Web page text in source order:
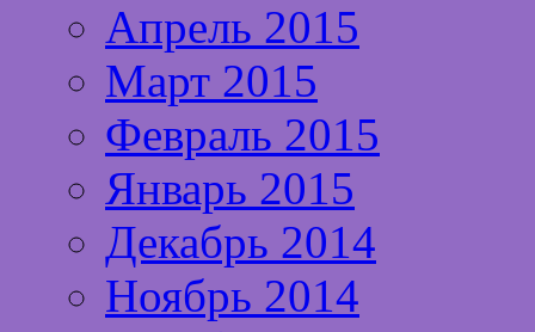
Апрель 2015
Март 2015
Февраль 2015
Январь 2015
Декабрь 2014
Ноябрь 2014